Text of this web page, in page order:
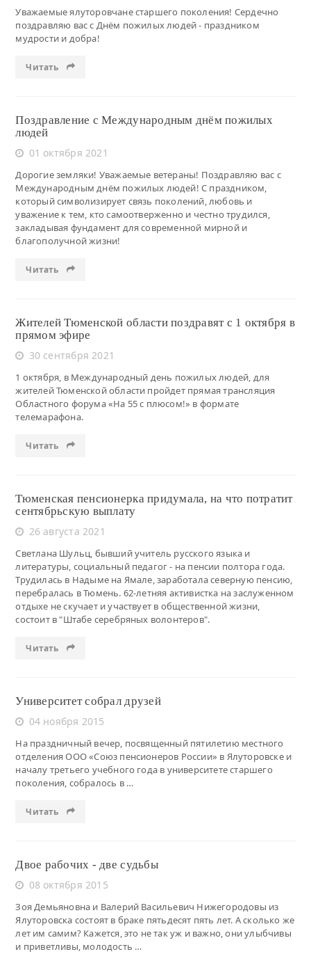
Уважаемые ялуторовчане старшего поколения! Сердечно
поздравляю вас с Днём пожилых людей - праздником
мудрости и добра!
Читать
Поздравление с Международным днём пожилых
людей
01 октября 2021
Дорогие земляки! Уважаемые ветераны! Поздравляю вас с
Международным днём пожилых людей! С праздником,
который символизирует связь поколений, любовь и
уважение к тем, кто самоотверженно и честно трудился,
закладывая фундамент для современной мирной и
благополучной жизни!
Читать
Жителей Тюменской области поздравят с 1 октября в
прямом эфире
30 сентября 2021
1 октября, в Международный день пожилых людей, для
жителей Тюменской области пройдет прямая трансляция
Областного форума «На 55 с плюсом!» в формате
телемарафона.
Читать
Тюменская пенсионерка придумала, на что потратит
сентябрьскую выплату
26 августа 2021
Светлана Шульц, бывший учитель русского языка и
литературы, социальный педагог - на пенсии полтора года.
Трудилась в Надыме на Ямале, заработала северную пенсию,
перебралась в Тюмень. 62-летняя активистка на заслуженном
отдыхе не скучает и участвует в общественной жизни,
состоит в "Штабе серебряных волонтеров".
Читать
Университет собрал друзей
04 ноября 2015
На праздничный вечер, посвященный пятилетию местного
отделения ООО «Союз пенсионеров России» в Ялуторовске и
началу третьего учебного года в университете старшего
поколения, собралось в …
Читать
Двое рабочих - две судьбы
08 октября 2015
Зоя Демьяновна и Валерий Васильевич Нижегородовы из
Ялуторовска состоят в браке пятьдесят пять лет. А сколько же
лет им самим? Кажется, это не так уж и важно, они улыбчивы
и приветливы, молодость …